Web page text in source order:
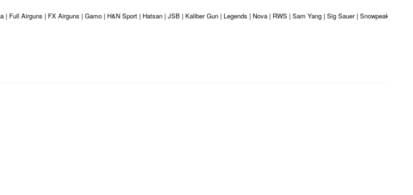
Airguns | FX Airguns | Gamo | H&N Sport | Hatsan | JSB | Kaliber Gun | Legends | Nova | RWS | Sam Yang | Sig Sauer | Snowpeak |